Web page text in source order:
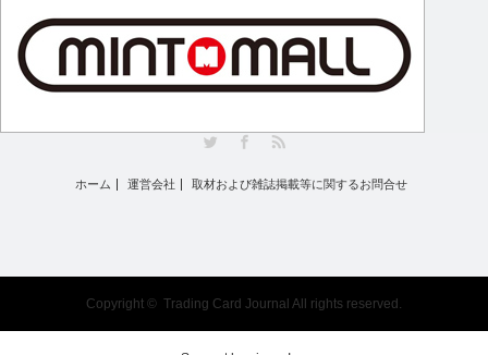
ホーム 運営会社 取材および雑誌掲載等に関するお問合せ
Copyright © Trading Card Journal All rights reserved.